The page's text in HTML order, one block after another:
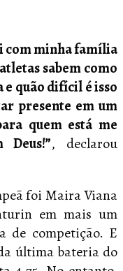
com minha família
sabem como
quão difícil é isso
presente em um
quem está me
, declarou
foi Maira Viana
em mais um
de competição. E
última bateria do